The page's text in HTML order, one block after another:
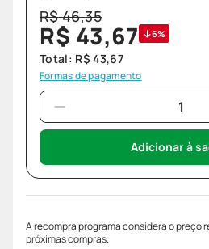
R$46,35
R$ 43,67 6%
Total: R$ 43,67
Formas de pagamento
Adicionar à
A recompra programa considera o preço
próximas compras.